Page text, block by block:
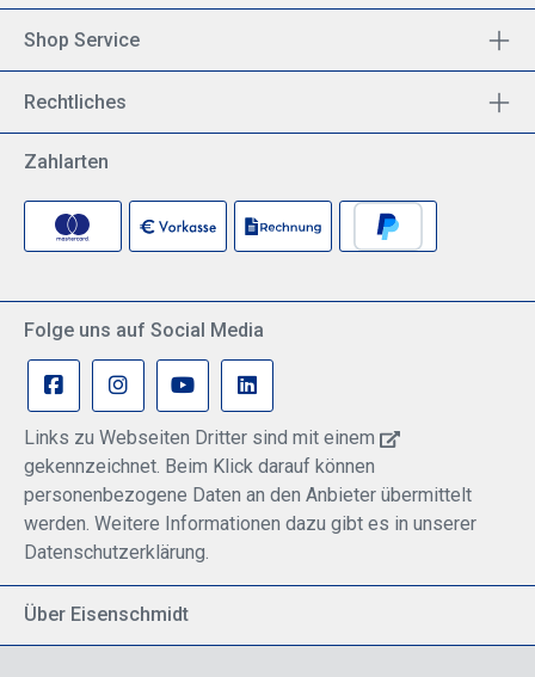
Shop Service
Rechtliches
Zahlarten
Folge uns auf Social Media
Links zu Webseiten Dritter sind mit einem
gekennzeichnet. Beim Klick darauf können
personenbezogene Daten an den Anbieter übermittelt
werden. Weitere Informationen dazu gibt es in unserer
Datenschutzerklärung.
Über Eisenschmidt